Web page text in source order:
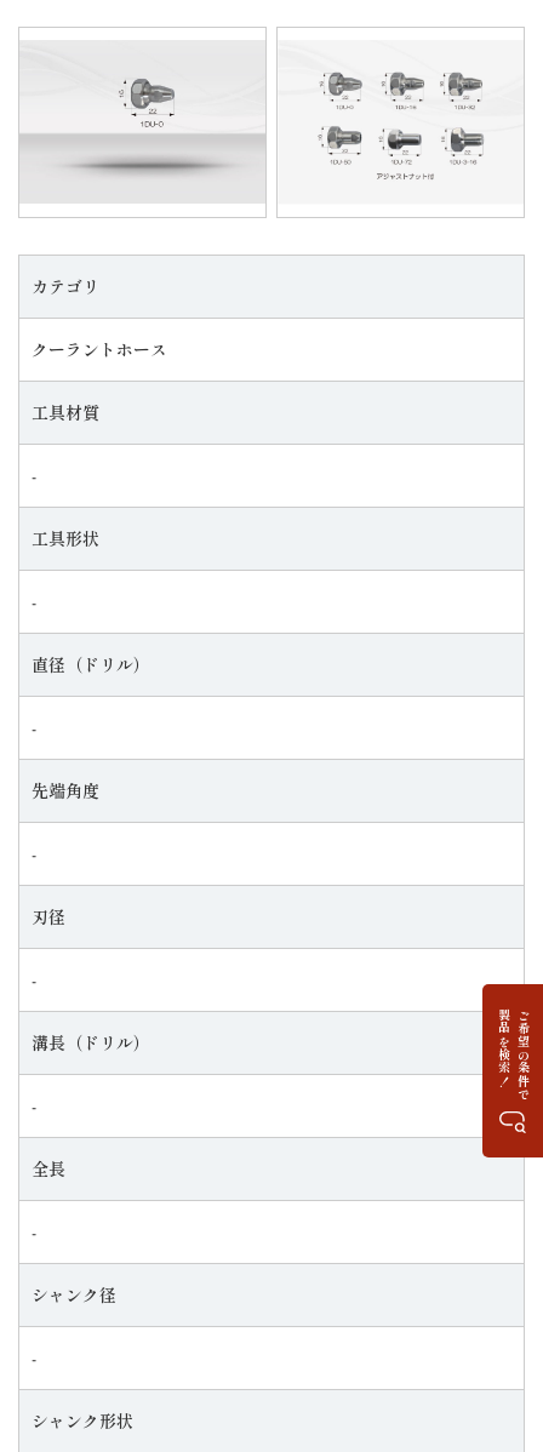
ご希望の条件で
製品を検索！
カテゴリ
クーラントホース
工具材質
‐
工具形状
‐
直径（ドリル）
‐
先端角度
‐
刃径
‐
溝長（ドリル）
‐
全長
‐
シャンク径
‐
シャンク形状